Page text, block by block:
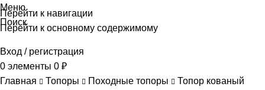
Перейти к навигации
Перейти к основному содержимому
Меню
Поиск
Вход / регистрация
0 элементы 0 ₽
Главная
Топоры Походные топоры
Топор кованый